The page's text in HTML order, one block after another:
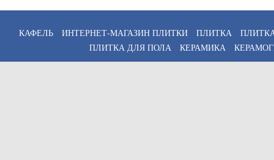
КАФЕЛЬ ИНТЕРНЕТ-МАГАЗИН ПЛИТКИ ПЛИТКА
ПЛИТКА ДЛЯ ПОЛА
КЕРАМИКА